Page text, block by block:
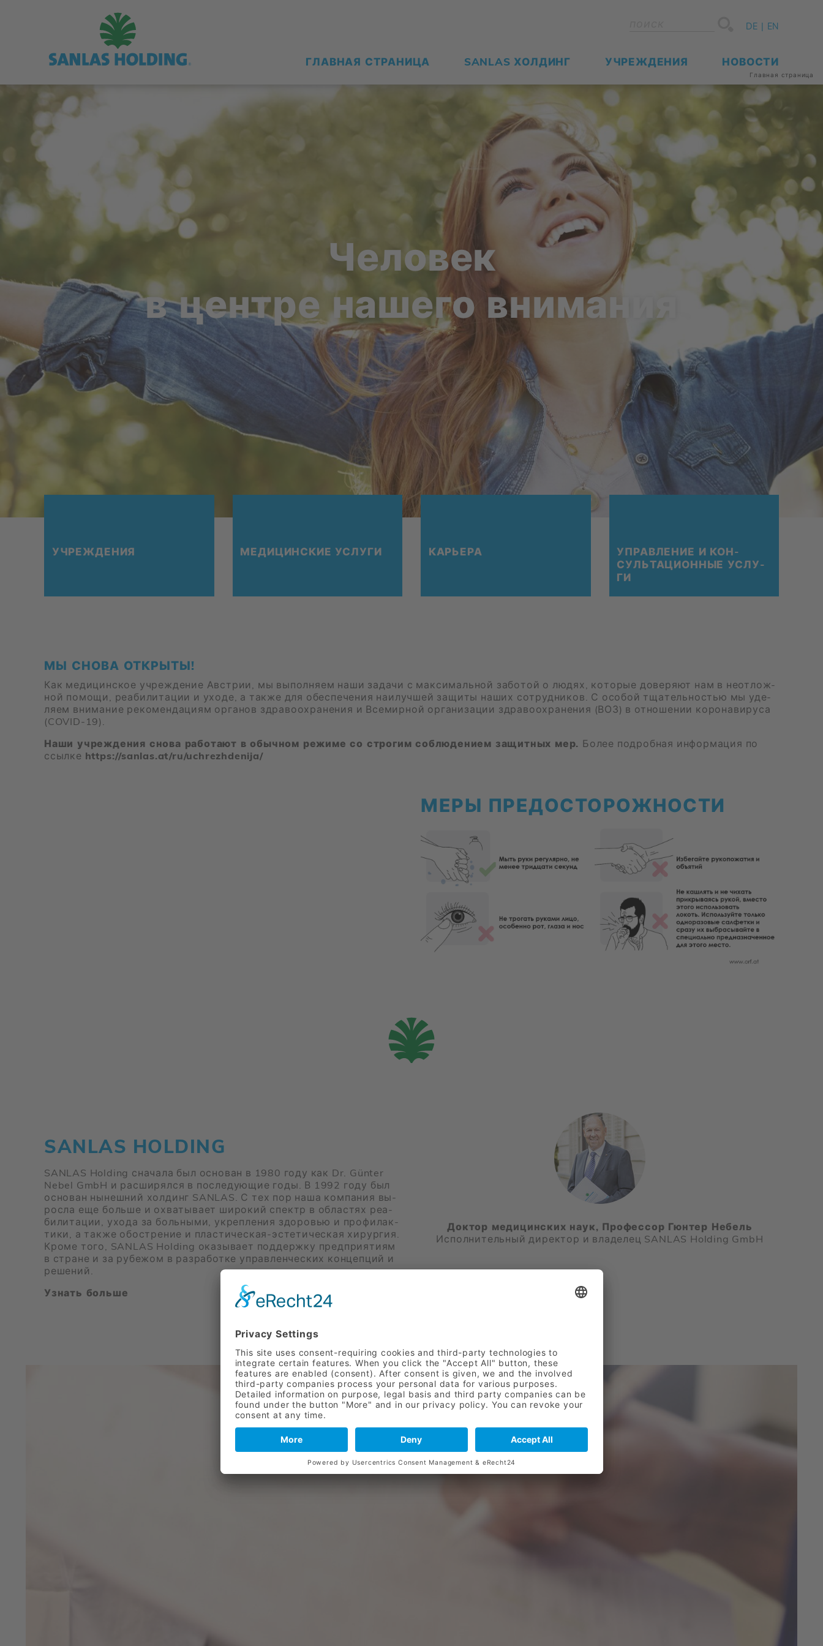
DE EN
ГЛАВ­НАЯ СТРА­НИ­ЦА SANLAS ХОЛ­ДИНГ УЧРЕ­ЖДЕ­НИЯ НО­ВО­СТИ
Глав­ная стра­ни­ца
Че­ло­век
в цен­тре на­ше­го вни­ма­ния
УЧРЕ­ЖДЕ­НИЯ МЕ­ДИ­ЦИН­СКИЕ УСЛУ­ГИ КА­РЬЕ­РА
УПРАВ­ЛЕ­НИЕ И КОН­
СУЛЬ­ТА­ЦИ­ОН­НЫЕ УСЛУ­
ГИ
МЫ СНО­ВА ОТ­КРЫ­ТЫ!
Как ме­ди­цин­ское учре­жде­ние Ав­стрии, мы вы­пол­ня­ем наши за­да­чи с мак­си­маль­ной за­бо­той о лю­дях, ко­то­рые до­ве­ря­ют нам в неот­лож­
ной по­мо­щи, ре­а­би­ли­та­ции и ухо­де, а та­к­же для обес­пе­че­ния наи­луч­шей за­щи­ты на­ших со­труд­ни­ков. С осо­бой тща­тель­но­стью мы уде­
ля­ем вни­ма­ние ре­ко­мен­да­ци­ям ор­га­нов здра­во­охра­не­ния и Все­мир­ной ор­га­ни­за­ции здра­во­охра­не­ния (ВОЗ) в от­но­ше­нии ко­ро­на­ви­ру­са
(COVID-19).
Наши учреждения снова работают в обычном режиме со строгим соблюдением защитных мер. Бо­лее по­дроб­ная ин­фор­ма­ция по
ссыл­ке https://​sanlas.at/​ru/​uchrezhdenija/
МЕРЫ ПРЕДО­СТО­РОЖ­НО­СТИ
SANLAS HOLDING
SANLAS Holding сна­ча­ла был ос­но­ван в 1980 году как Dr. Günter
Nebel GmbH и рас­ши­рял­ся в по­сле­ду­ю­щие годы. В 1992 году был
ос­но­ван ны­неш­ний хол­динг SANLAS. С тех пор наша ком­па­ния вы­
рос­ла еще боль­ше и охва­ты­ва­ет ши­ро­кий спектр в об­ла­стях ре­а­
би­ли­та­ции, ухо­да за боль­ны­ми, укреп­ле­ния здо­ро­вью и про­фи­лак­
ти­ки, а та­к­же обостре­ние и пла­сти­че­ская-эс­те­ти­че­ская хи­рур­гия.
Кро­ме того, SANLAS Holding ока­зы­ва­ет под­держ­ку пред­при­я­ти­ям
в стране и за ру­бе­жом в раз­ра­бот­ке управ­лен­че­ских кон­цеп­ций и
ре­ше­ний.
Узнать боль­ше
Доктор медицинских наук, Профессор Гюнтер Небель
Ис­пол­ни­тель­ный ди­рек­тор и вла­де­лец SANLAS Holding GmbH